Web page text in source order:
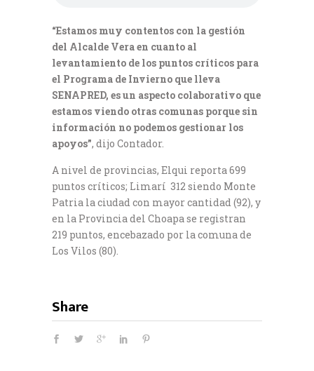
“Estamos muy contentos con la gestión
del Alcalde Vera en cuanto al
levantamiento de los puntos críticos para
el Programa de Invierno que lleva
SENAPRED, es un aspecto colaborativo que
estamos viendo otras comunas porque sin
información no podemos gestionar los
apoyos”, dijo Contador.
A nivel de provincias, Elqui reporta 699
puntos críticos; Limarí 312 siendo Monte
Patria la ciudad con mayor cantidad (92), y
en la Provincia del Choapa se registran
219 puntos, encebazado por la comuna de
Los Vilos (80).
Share